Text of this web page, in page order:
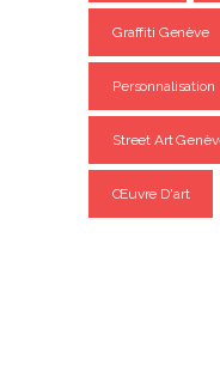
Graffiti Genève
Personnalisation
Street Art
Œuvre D'art